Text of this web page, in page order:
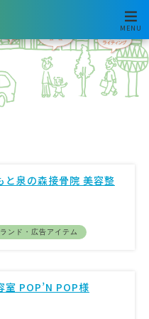
MENU
と泉の森接骨院 美容整
ンド・広告アイテム
POP’N POP様